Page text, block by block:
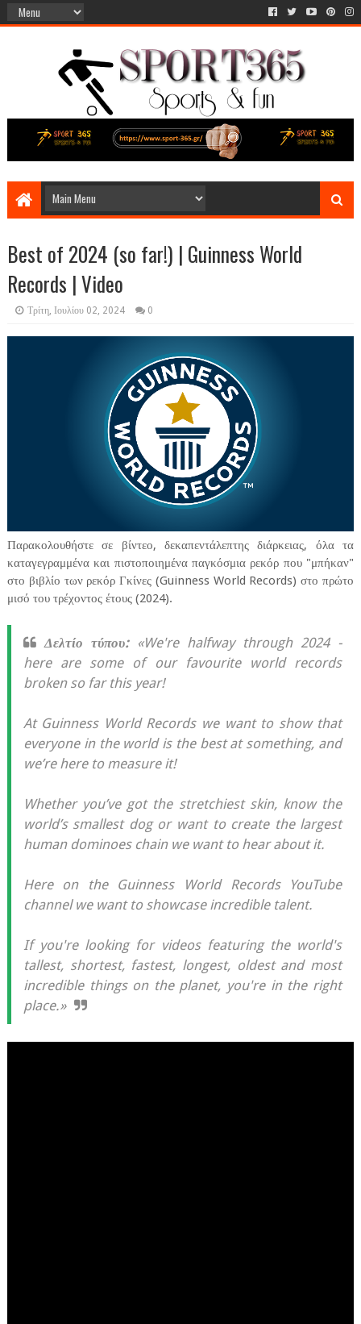
Best of 2024 (so far!) | Guinness World
Records | Video
Τρίτη, Ιουλίου 02, 2024 0
Παρακολουθήστε σε βίντεο, δεκαπεντάλεπτης διάρκειας, όλα τα
καταγεγραμμένα και πιστοποιημένα παγκόσμια ρεκόρ που "μπήκαν"
στο βιβλίο των ρεκόρ Γκίνες (Guinness World Records) στο πρώτο
μισό του τρέχοντος έτους (2024).
Δελτίο τύπου:«We're halfway through 2024 -
here are some of our favourite world records
broken so far this year!
At Guinness World Records we want to show that
everyone in the world is the best at something, and
we’re here to measure it!
Whether you’ve got the stretchiest skin, know the
world’s smallest dog or want to create the largest
human dominoes chain we want to hear about it.
Here on the Guinness World Records YouTube
channel we want to showcase incredible talent.
If you're looking for videos featuring the world's
tallest, shortest, fastest, longest, oldest and most
incredible things on the planet, you're in the right
place.»